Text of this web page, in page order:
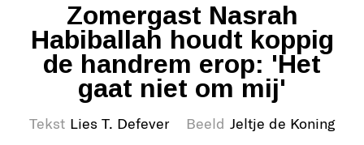
Zomergast Nasrah
Habiballah houdt koppig
de handrem erop: 'Het
gaat niet om mij'
Tekst Lies T. Defever Beeld Jeltje de Koning